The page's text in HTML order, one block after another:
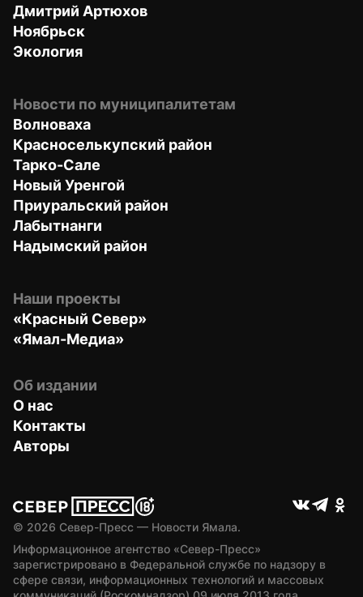
Дмитрий Артюхов
Ноябрьск
Экология
Новости по муниципалитетам
Волноваха
Красноселькупский район
Тарко-Сале
Новый Уренгой
Приуральский район
Лабытнанги
Надымский район
Наши проекты
«Красный Север»
«Ямал-Медиа»
Об издании
О нас
Контакты
Авторы
© 2026 Север-Пресс — Новости Ямала.
Информационное агентство «Север-Пресс»
зарегистрировано в Федеральной службе по надзору в
сфере связи, информационных технологий и массовых